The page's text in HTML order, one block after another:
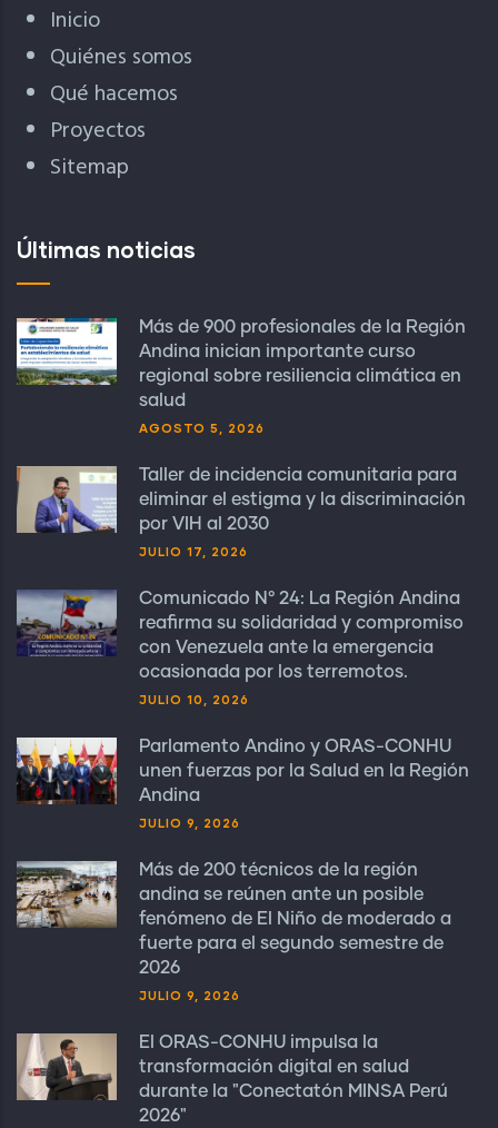
Inicio
Quiénes somos
Qué hacemos
Proyectos
Sitemap
Últimas noticias
Más de 900 profesionales de la Región
Andina inician importante curso
regional sobre resiliencia climática en
salud
AGOSTO 5, 2026
Taller de incidencia comunitaria para
eliminar el estigma y la discriminación
por VIH al 2030
JULIO 17, 2026
Comunicado N° 24: La Región Andina
reafirma su solidaridad y compromiso
con Venezuela ante la emergencia
ocasionada por los terremotos.
JULIO 10, 2026
Parlamento Andino y ORAS-CONHU
unen fuerzas por la Salud en la Región
Andina
JULIO 9, 2026
Más de 200 técnicos de la región
andina se reúnen ante un posible
fenómeno de El Niño de moderado a
fuerte para el segundo semestre de
2026
JULIO 9, 2026
El ORAS-CONHU impulsa la
transformación digital en salud
durante la "Conectatón MINSA Perú
2026"